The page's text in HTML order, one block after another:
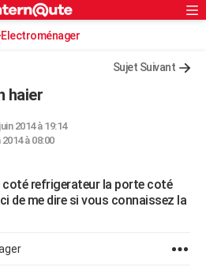
S'inscrire
Electroménager
Sujet Suivant
haier
2014 à 19:14
2014 à 08:00
coté refrigerateur la porte coté
de me dire si vous connaissez la